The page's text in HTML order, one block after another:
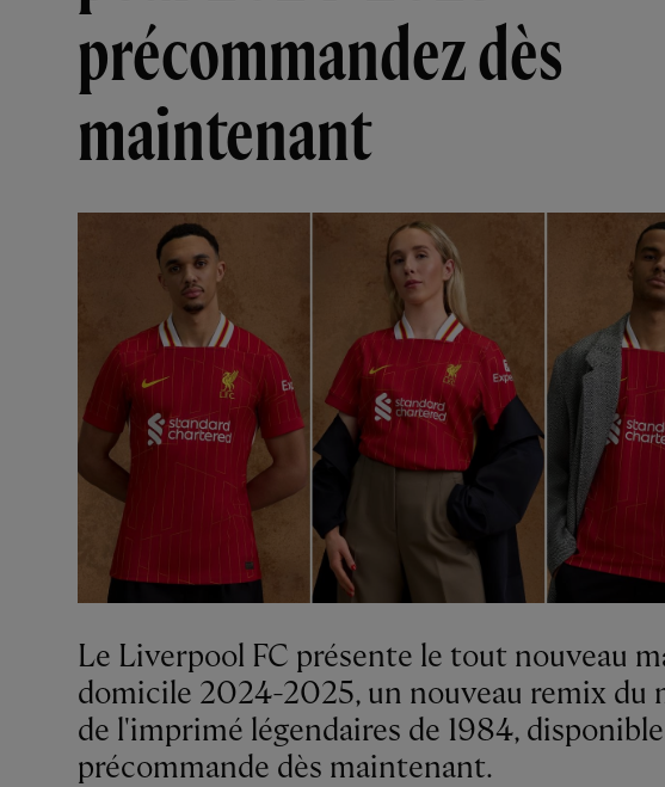
précommandez dès
maintenant
Le Liverpool FC présente le tout nouveau
domicile 2024-2025, un nouveau remix du
de l'imprimé légendaires de 1984,
précommande dès maintenant.